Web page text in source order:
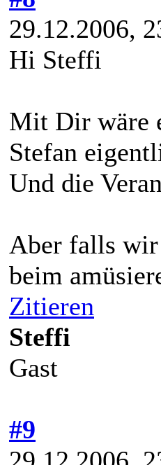
29.12.2006,
Hi Steffi
Mit Dir wäre
Stefan
Und die
Aber falls wir
beim
Zitieren
Steffi
Gast
#9